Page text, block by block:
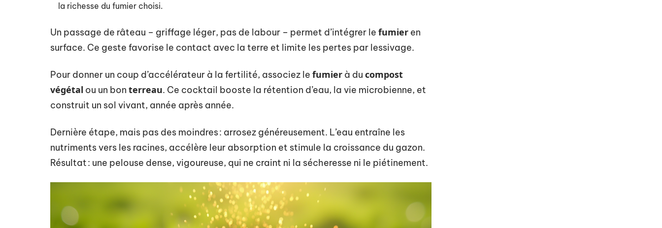
la richesse du fumier choisi.
Un passage de râteau – griffage léger, pas de labour – permet d’intégrer le fumier en
surface. Ce geste favorise le contact avec la terre et limite les pertes par lessivage.
Pour donner un coup d’accélérateur à la fertilité, associez le fumier à du compost
végétal ou un bon terreau. Ce cocktail booste la rétention d’eau, la vie microbienne, et
construit un sol vivant, année après année.
Dernière étape, mais pas des moindres : arrosez généreusement. L’eau entraîne les
nutriments vers les racines, accélère leur absorption et stimule la croissance du gazon.
Résultat : une pelouse dense, vigoureuse, qui ne craint ni la sécheresse ni le piétinement.